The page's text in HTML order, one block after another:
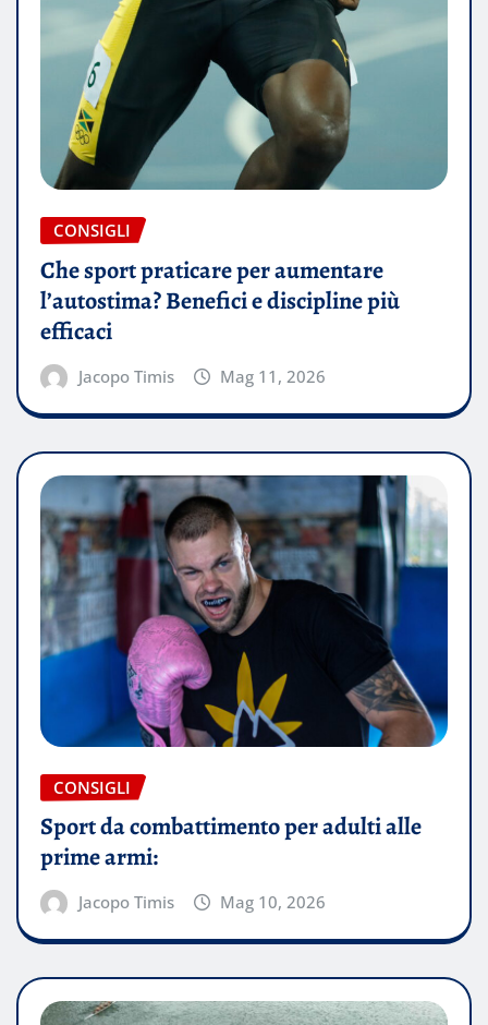
CONSIGLI
Che sport praticare per aumentare
l’autostima? Benefici e discipline più
efficaci
Jacopo Timis Mag 11, 2026
CONSIGLI
Sport da combattimento per adulti alle
prime armi:
Jacopo Timis Mag 10, 2026